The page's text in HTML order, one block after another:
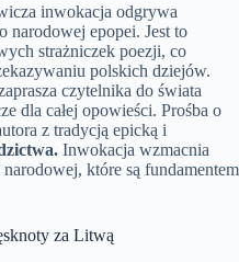
inwokacja odgrywa
narodowej epopei. Jest to
strażniczek poezji, co
polskich dziejów.
czytelnika do świata
dla całej opowieści. Prośba o
z tradycją epicką i
Inwokacja wzmacnia
które są fundamentem
za Litwą